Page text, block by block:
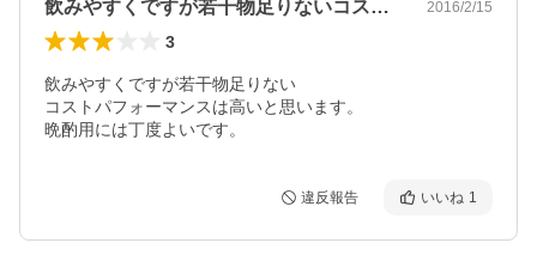
飲みやすくですが若干物足りないコストパ… 2016/2/15
3
飲みやすくですが若干物足りない
コストパフォーマンスは高いと思います。
晩酌用には丁度よいです。
違反報告 いいね 1